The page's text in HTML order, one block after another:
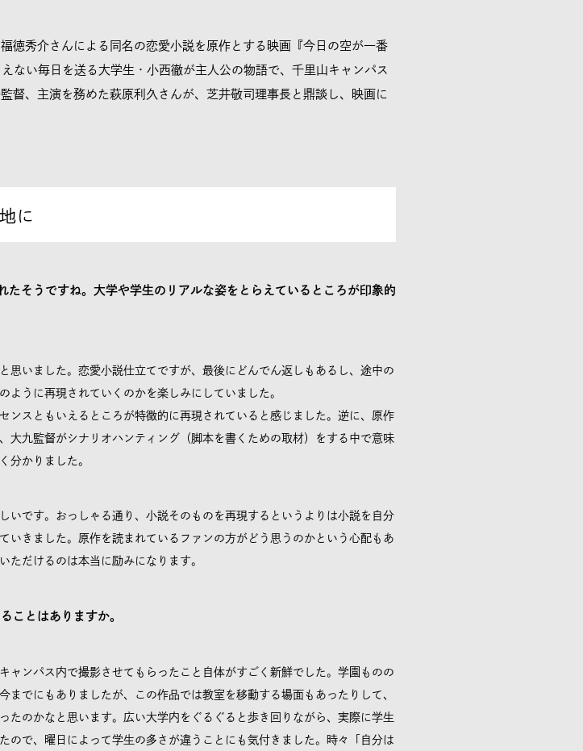
徳秀介さんによる同名の恋愛小説を原作とする映画『今日の空が一番
ない毎日を送る大学生・小西徹が主人公の物語で、千里山キャンパス
督、主演を務めた萩原利久さんが、芝井敬司理事長と鼎談し、映画に
に
そうですね。大学や学生のリアルな姿をとらえているところが印象的
いました。恋愛小説仕立てですが、最後にどんでん返しもあるし、途中の
ように再現されていくのかを楽しみにしていました。
スともいえるところが特徴的に再現されていると感じました。逆に、原作
大九監督がシナリオハンティング（脚本を書くための取材）をする中で意味
分かりました。
です。おっしゃる通り、小説そのものを再現するというよりは小説を自分
いきました。原作を読まれているファンの方がどう思うのかという心配もあ
ただけるのは本当に励みになります。
ことはありますか。
ンパス内で撮影させてもらったこと自体がすごく新鮮でした。学園ものの
までにもありましたが、この作品では教室を移動する場面もあったりして、
たのかなと思います。広い大学内をぐるぐると歩き回りながら、実際に学生
ので、曜日によって学生の多さが違うことにも気付きました。時々「自分は